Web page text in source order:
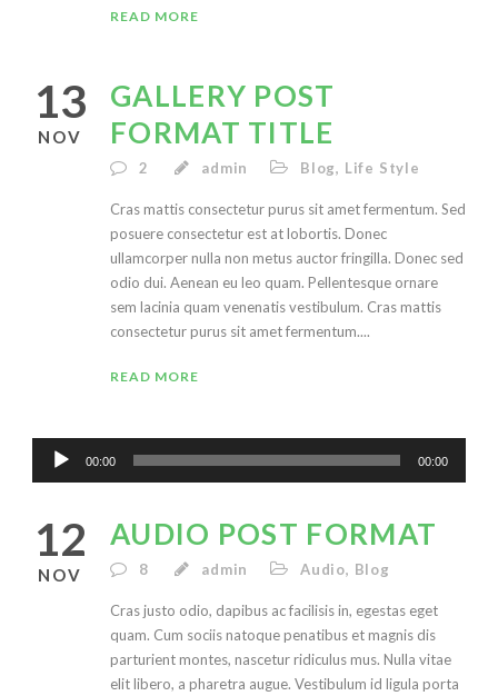
READ MORE
13
NOV
GALLERY POST
FORMAT TITLE
2 admin Blog, Life Style
Cras mattis consectetur purus sit amet fermentum. Sed
posuere consectetur est at lobortis. Donec
ullamcorper nulla non metus auctor fringilla. Donec sed
odio dui. Aenean eu leo quam. Pellentesque ornare
sem lacinia quam venenatis vestibulum. Cras mattis
consectetur purus sit amet fermentum....
READ MORE
00:00 00:00
12
NOV
AUDIO POST FORMAT
8 admin Audio, Blog
Cras justo odio, dapibus ac facilisis in, egestas eget
quam. Cum sociis natoque penatibus et magnis dis
parturient montes, nascetur ridiculus mus. Nulla vitae
elit libero, a pharetra augue. Vestibulum id ligula porta